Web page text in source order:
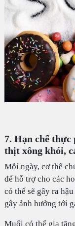
7. Hạn chế
thịt xông khói,
Mỗi ngày, cơ thể
để hỗ trợ cho các
có thể sẽ gây ra
gây ảnh hưởng tới
Muối có thể gia